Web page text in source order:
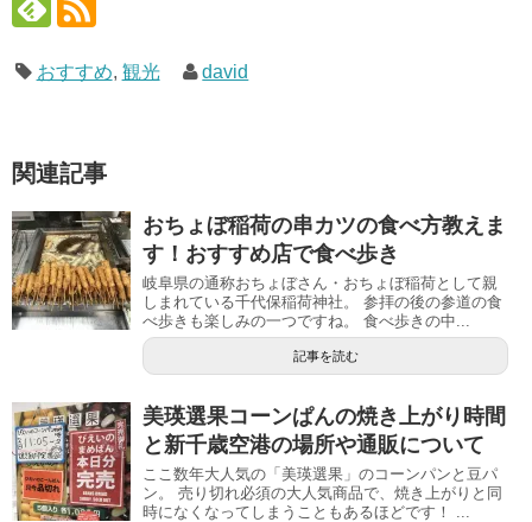
おすすめ, 観光 david
関連記事
おちょぼ稲荷の串カツの食べ方教えま
す！おすすめ店で食べ歩き
岐阜県の通称おちょぼさん・おちょぼ稲荷として親
しまれている千代保稲荷神社。 参拝の後の参道の食
べ歩きも楽しみの一つですね。 食べ歩きの中...
記事を読む
美瑛選果コーンぱんの焼き上がり時間
と新千歳空港の場所や通販について
ここ数年大人気の「美瑛選果」のコーンパンと豆パ
ン。 売り切れ必須の大人気商品で、焼き上がりと同
時になくなってしまうこともあるほどです！ ...